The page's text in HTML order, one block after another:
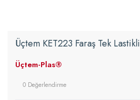
Üçtem KET223 Faraş Tek Lastikli
Üçtem-Plas®
0 Değerlendirme